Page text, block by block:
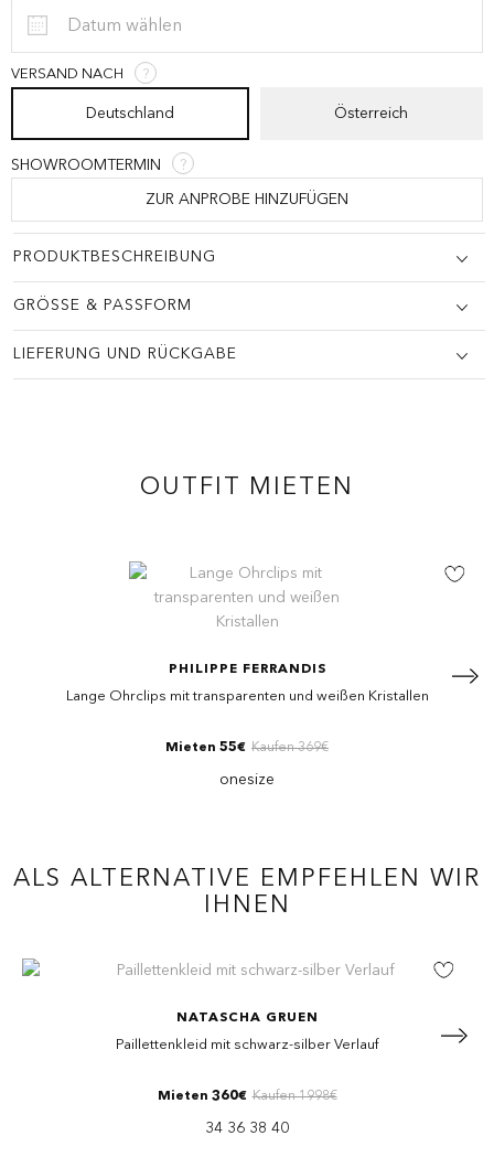
VERSAND NACH ?
Deutschland Österreich
SHOWROOMTERMIN ?
ZUR ANPROBE HINZUFÜGEN
PRODUKTBESCHREIBUNG
GRÖSSE & PASSFORM
LIEFERUNG UND RÜCKGABE
OUTFIT MIETEN
PHILIPPE FERRANDIS
Lange Ohrclips mit transparenten und weißen Kristallen
Mieten 55€ Kaufen 369€
onesize
ALS ALTERNATIVE EMPFEHLEN WIR
IHNEN
NATASCHA GRUEN
Paillettenkleid mit schwarz-silber Verlauf
Mieten 360€ Kaufen 1998€
34 36 38 40